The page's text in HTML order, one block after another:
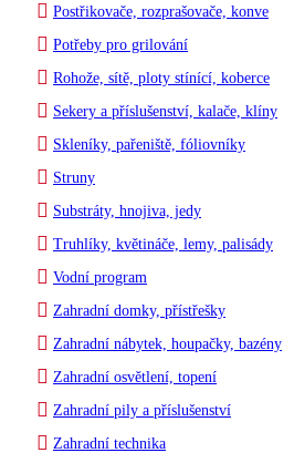
Postřikovače, rozprašovače, konve
Potřeby pro grilování
Rohože, sítě, ploty stínící, koberce
Sekery a příslušenství, kalače, klíny
Skleníky, pařeniště, fóliovníky
Struny
Substráty, hnojiva, jedy
Truhlíky, květináče, lemy, palisády
Vodní program
Zahradní domky, přístřešky
Zahradní nábytek, houpačky, bazény
Zahradní osvětlení, topení
Zahradní pily a příslušenství
Zahradní technika